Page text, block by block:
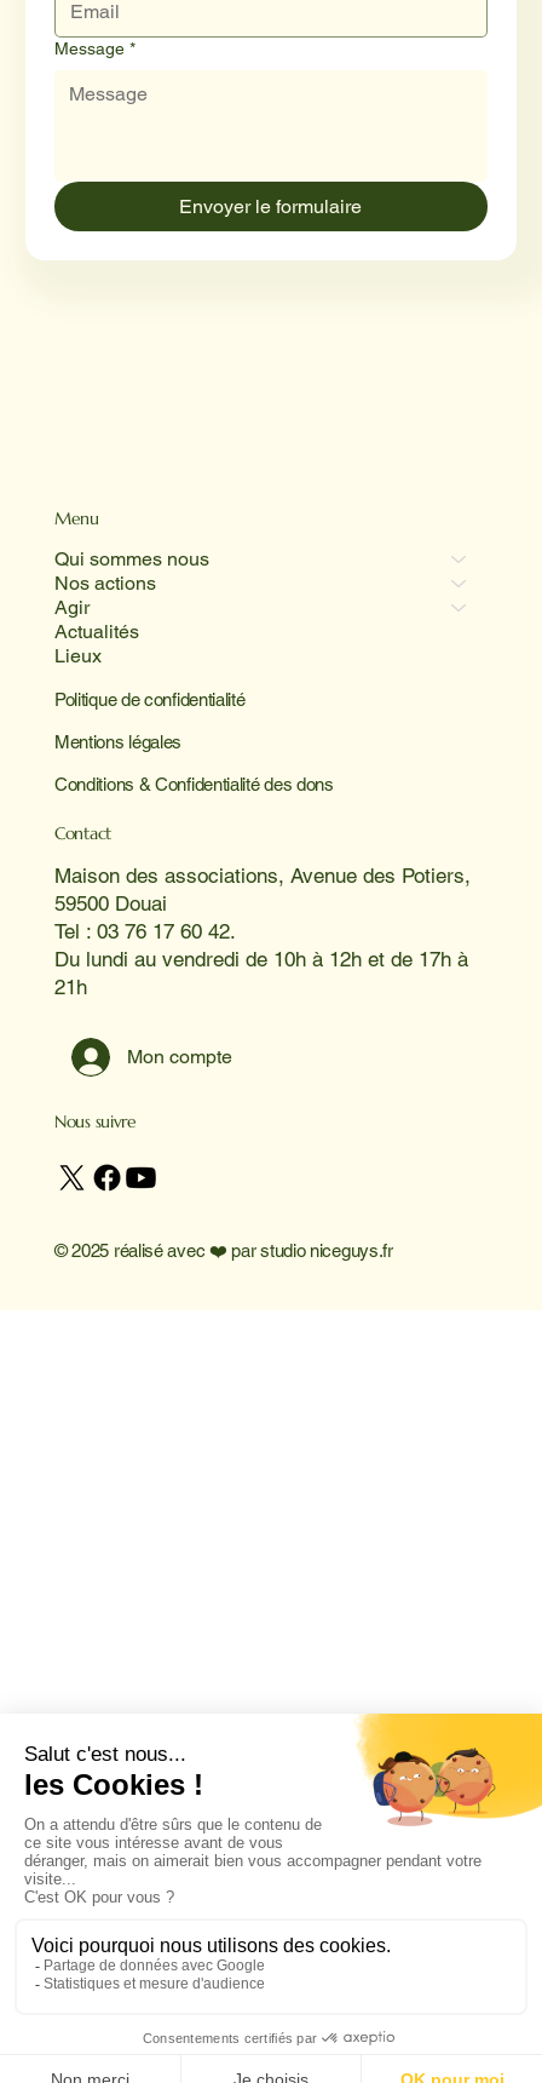
Menu
Qui sommes nous
Nos actions
Agir
Actualités
Lieux
Politique de confidentialité
Mentions légales
Conditions & Confidentialité des dons
Contact
Maison des associations, Avenue des Potiers,
59500 Douai
Tel : 03 76 17 60 42.
Du lundi au vendredi de 10h à 12h et de 17h à
21h
Mon compte
Nous suivre
© 2025 réalisé avec ❤️ parstudio niceguys.fr
Message *
Envoyer le formulaire